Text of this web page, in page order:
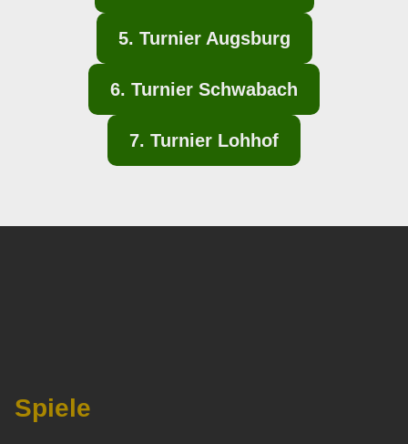
5. Turnier Augsburg
6. Turnier Schwabach
7. Turnier Lohhof
Spiele